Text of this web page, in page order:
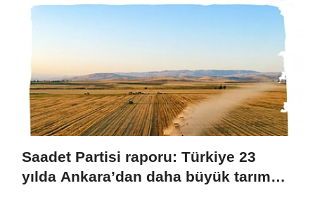
Saadet Partisi raporu: Türkiye 23
yılda Ankara’dan daha büyük tarım